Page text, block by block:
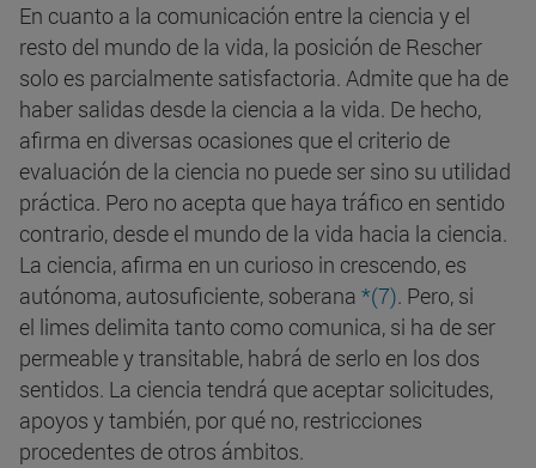
En cuanto a la comunicación entre la ciencia y el
resto del mundo de la vida, la posición de Rescher
solo es parcialmente satisfactoria. Admite que ha de
haber salidas desde la ciencia a la vida. De hecho,
afirma en diversas ocasiones que el criterio de
evaluación de la ciencia no puede ser sino su utilidad
práctica. Pero no acepta que haya tráfico en sentido
contrario, desde el mundo de la vida hacia la ciencia.
La ciencia, afirma en un curioso in crescendo, es
autónoma, autosuficiente, soberana *(7). Pero, si
el limes delimita tanto como comunica, si ha de ser
permeable y transitable, habrá de serlo en los dos
sentidos. La ciencia tendrá que aceptar solicitudes,
apoyos y también, por qué no, restricciones
procedentes de otros ámbitos.